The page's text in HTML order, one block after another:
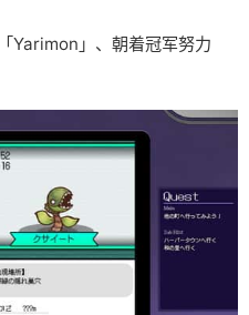
Yarimon」、朝着冠军努力